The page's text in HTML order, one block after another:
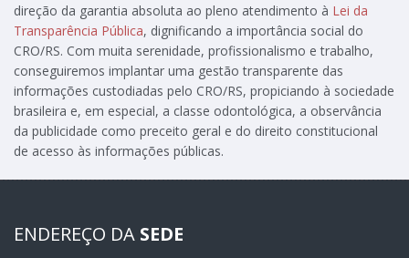
direção da garantia absoluta ao pleno atendimento à Lei da
Transparência Pública, dignificando a importância social do
CRO/RS. Com muita serenidade, profissionalismo e trabalho,
conseguiremos implantar uma gestão transparente das
informações custodiadas pelo CRO/RS, propiciando à sociedade
brasileira e, em especial, a classe odontológica, a observância
da publicidade como preceito geral e do direito constitucional
de acesso às informações públicas.
ENDEREÇO DA SEDE